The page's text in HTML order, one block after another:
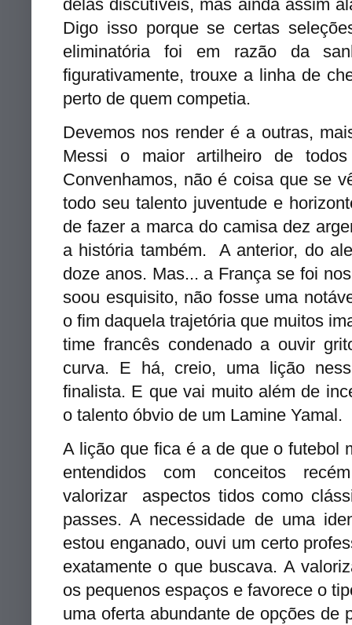
delas discutíveis, mas ainda assim
Digo isso porque se certas
eliminatória foi em razão da
figurativamente, trouxe a linha de
perto de quem competia.
Devemos nos render é a outras,
Messi o maior artilheiro de
Convenhamos, não é coisa que se
todo seu talento juventude e
de fazer a marca do camisa dez
a história também. A anterior, do
doze anos. Mas... a França se foi
soou esquisito, não fosse uma
o fim daquela trajetória que muitos
time francês condenado a ouvir
curva. E há, creio, uma lição
finalista. E que vai muito além de
o talento óbvio de um Lamine Yamal.
A lição que fica é a de que o futebol
entendidos com conceitos
valorizar aspectos tidos como
passes. A necessidade de uma
estou enganado, ouvi um certo
exatamente o que buscava. A
os pequenos espaços e favorece o
uma oferta abundante de opções de